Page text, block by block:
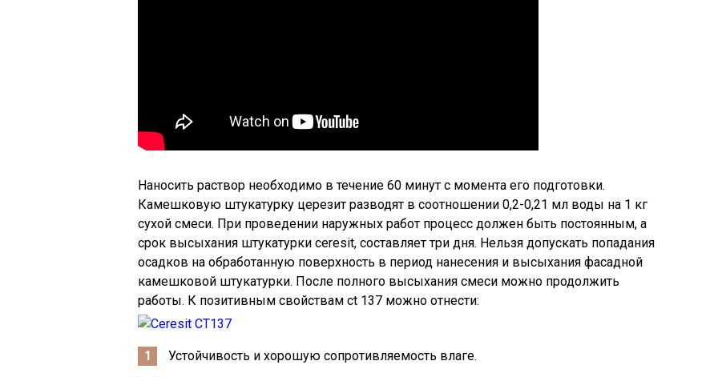
Наносить раствор необходимо в течение 60 минут с момента его подготовки.
Камешковую штукатурку церезит разводят в соотношении 0,2-0,21 мл воды на 1 кг
сухой смеси. При проведении наружных работ процесс должен быть постоянным, а
срок высыхания штукатурки ceresit, составляет три дня. Нельзя допускать попадания
осадков на обработанную поверхность в период нанесения и высыхания фасадной
камешковой штукатурки. После полного высыхания смеси можно продолжить
работы. К позитивным свойствам ct 137 можно отнести:
Устойчивость и хорошую сопротивляемость влаге.